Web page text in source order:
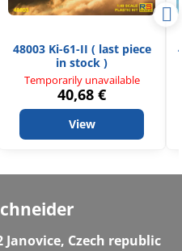
48003 Ki-61-II ( last piece
in stock )
Temporarily unavailable
40,68 €
View
Janovice, Czech republic